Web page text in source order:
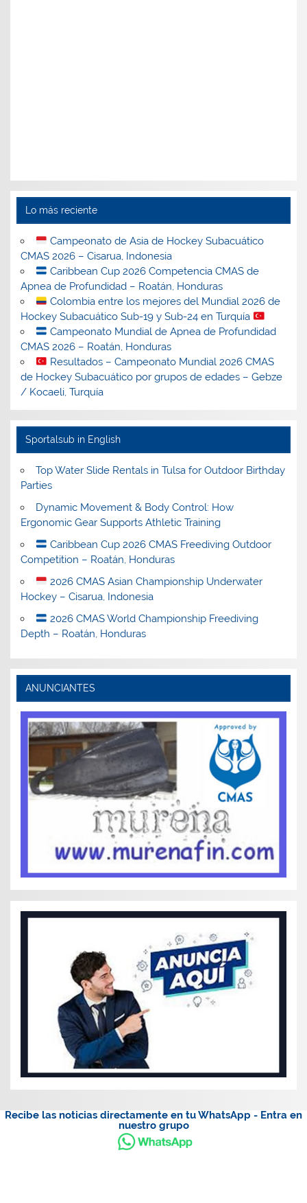
Lo más reciente
Campeonato de Asia de Hockey Subacuático
CMAS 2026 – Cisarua, Indonesia
Caribbean Cup 2026 Competencia CMAS de
Apnea de Profundidad – Roatán, Honduras
Colombia entre los mejores del Mundial 2026 de
Hockey Subacuático Sub-19 y Sub-24 en Turquía
Campeonato Mundial de Apnea de Profundidad
CMAS 2026 – Roatán, Honduras
Resultados – Campeonato Mundial 2026 CMAS
de Hockey Subacuático por grupos de edades – Gebze
/ Kocaeli, Turquía
Sportalsub in English
Top Water Slide Rentals in Tulsa for Outdoor Birthday
Parties
Dynamic Movement & Body Control: How
Ergonomic Gear Supports Athletic Training
Caribbean Cup 2026 CMAS Freediving Outdoor
Competition – Roatán, Honduras
2026 CMAS Asian Championship Underwater
Hockey – Cisarua, Indonesia
2026 CMAS World Championship Freediving
Depth – Roatán, Honduras
ANUNCIANTES
Recibe las noticias directamente en tu WhatsApp - Entra en
nuestro grupo